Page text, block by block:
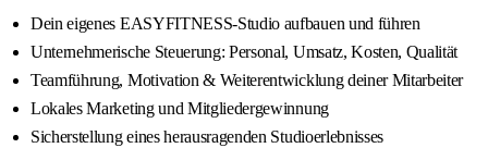
Dein eigenes EASYFITNESS-Studio aufbauen und führen
Unternehmerische Steuerung: Personal, Umsatz, Kosten, Qualität
Teamführung, Motivation & Weiterentwicklung deiner Mitarbeiter
Lokales Marketing und Mitgliedergewinnung
Sicherstellung eines herausragenden Studioerlebnisses